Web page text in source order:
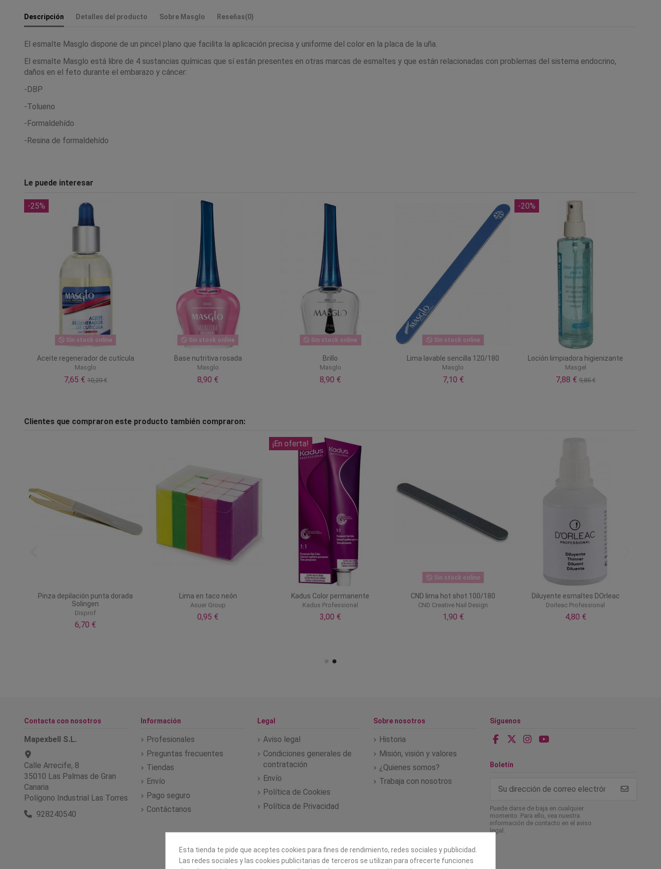
Descripción Detalles del producto Sobre Masglo Reseñas(0)
El esmalte Masglo dispone de un pincel plano que facilita la aplicación precisa y uniforme del color en la placa de la uña.
El esmalte Masglo está libre de 4 sustancias químicas que sí están presentes en otras marcas de esmaltes y que están relacionadas con problemas del sistema endocrino,
daños en el feto durante el embarazo y cáncer:
-DBP
-Tolueno
-Formaldehído
-Resina de formaldehído
Le puede interesar
-25%
Sin stock online
Aceite regenerador de cutícula
Masglo
7,65 € 10,20 €
Sin stock online
Base nutritiva rosada
Masglo
8,90 €
Sin stock online
Brillo
Masglo
8,90 €
Sin stock online
Lima lavable sencilla 120/180
Masglo
7,10 €
-20%
Loción limpiadora higienizante
Masgel
7,88 € 9,85 €
Clientes que compraron este producto también compraron:
Pinza depilación punta dorada
Solingen
Disprof
6,70 €
Lima en taco neón
Asuer Group
0,95 €
¡En oferta!
Kadus Color permanente
Kadus Professional
3,00 €
Sin stock online
CND lima hot shot 100/180
CND Creative Nail Design
1,90 €
Diluyente esmaltes DOrleac
Dorleac Professional
4,80 €
Contacta con nosotros
Mapexbell S.L.
Calle Arrecife, 8
35010 Las Palmas de Gran
Canaria
Polígono Industrial Las Torres
928240540
Información
Profesionales
Preguntas frecuentes
Tiendas
Envío
Pago seguro
Contáctanos
Legal
Aviso legal
Condiciones generales de
contratación
Envío
Política de Cookies
Política de Privacidad
Sobre nosotros
Historia
Misión, visión y valores
¿Quienes somos?
Trabaja con nosotros
Síguenos
Boletín
Puede darse de baja en cualquier
momento. Para ello, vea nuestra
información de contacto en el aviso
legal.
Esta tienda te pide que aceptes cookies para fines de rendimiento, redes sociales y publicidad.
Las redes sociales y las cookies publicitarias de terceros se utilizan para ofrecerte funciones